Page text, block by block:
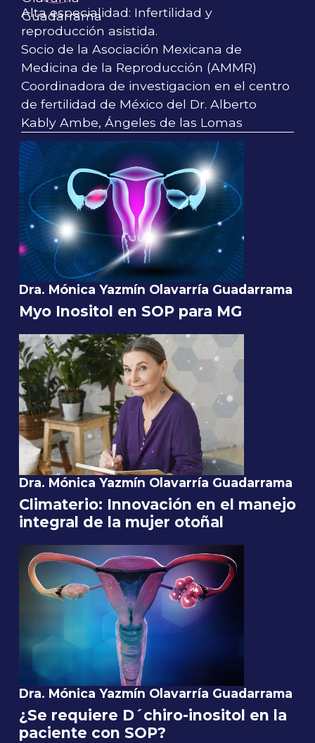
Alta especialidad: Infertilidad y
reproducción asistida.
Socio de la Asociación Mexicana de
Medicina de la Reproducción (AMMR)
Coordinadora de investigacion en el centro
de fertilidad de México del Dr. Alberto
Kably Ambe, Ángeles de las Lomas
Dra. Mónica Yazmín Olavarría Guadarrama
Myo Inositol en SOP para MG
Dra. Mónica Yazmín Olavarría Guadarrama
Climaterio: Innovación en el manejo
integral de la mujer otoñal
Dra. Mónica Yazmín Olavarría Guadarrama
¿Se requiere D´chiro-inositol en la
paciente con SOP?